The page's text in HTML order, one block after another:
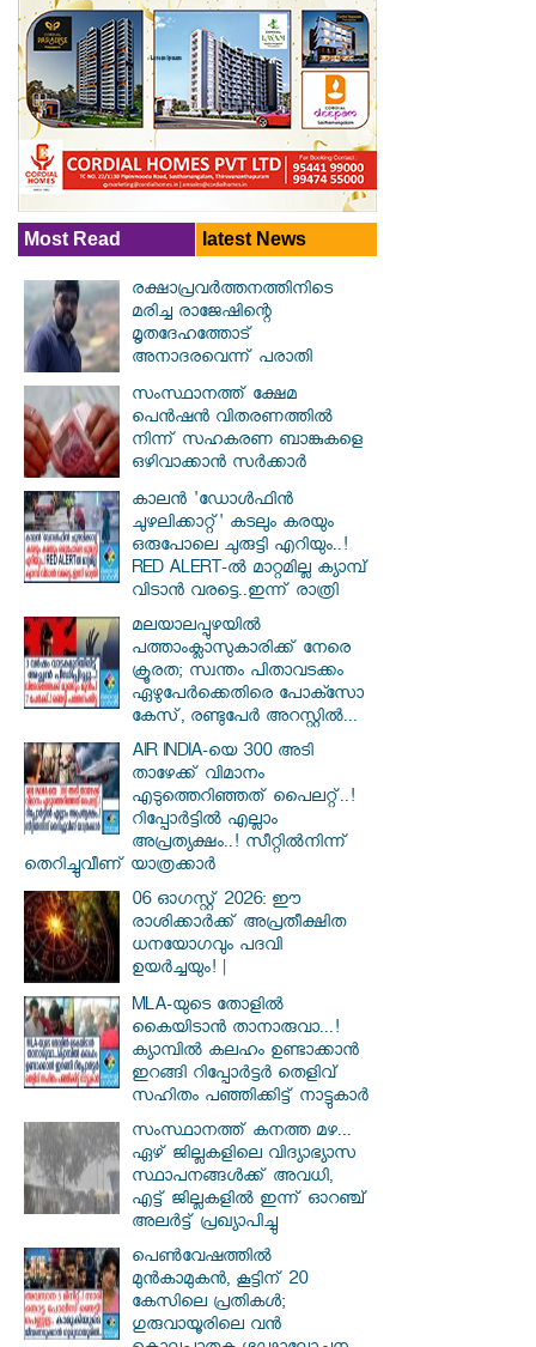
Most Read latest News
രക്ഷാപ്രവര്‍ത്തനത്തിനിടെ
മരിച്ച രാജേഷിന്റെ
മൃതദേഹത്തോട്
അനാദരവെന്ന് പരാതി
സംസ്ഥാനത്ത് ക്ഷേമ
പെൻഷൻ വിതരണത്തിൽ
നിന്ന് സഹകരണ ബാങ്കുകളെ
ഒഴിവാക്കാൻ സർക്കാർ
കാലൻ 'ഡോൾഫിൻ
ചുഴലിക്കാറ്റ്' കടലും കരയും
ഒരുപോലെ ചുരുട്ടി എറിയും..!
RED ALERT-ൽ മാറ്റമില്ല ക്യാമ്പ്
വിടാൻ വരട്ടെ..ഇന്ന് രാത്രി
മലയാലപ്പുഴയിൽ
പത്താംക്ലാസുകാരിക്ക് നേരെ
ക്രൂരത; സ്വന്തം പിതാവടക്കം
ഏഴുപേർക്കെതിരെ പോക്സോ
കേസ്, രണ്ടുപേർ അറസ്റ്റിൽ...
AIR INDIA-യെ 300 അടി
താഴേക്ക് വിമാനം
എടുത്തെറിഞ്ഞത് പൈലറ്റ്..!
റിപ്പോർട്ടിൽ എല്ലാം
അപ്രത്യക്ഷം..! സീറ്റിൽനിന്ന്
തെറിച്ചുവീണ് യാത്രക്കാർ
06 ഓഗസ്റ്റ് 2026: ഈ
രാശിക്കാർക്ക് അപ്രതീക്ഷിത
ധനയോഗവും പദവി
ഉയർച്ചയും! |
MLA-യുടെ തോളിൽ
കൈയിടാൻ താനാരുവാ...!
ക്യാമ്പിൽ കലഹം ഉണ്ടാക്കാൻ
ഇറങ്ങി റിപ്പോർട്ടർ തെളിവ്
സഹിതം പഞ്ഞിക്കിട്ട് നാട്ടുകാർ
സംസ്ഥാനത്ത് കനത്ത മഴ...
ഏഴ് ജില്ലകളിലെ വിദ്യാഭ്യാസ
സ്ഥാപനങ്ങൾക്ക് അവധി,
എട്ട് ജില്ലകളിൽ ഇന്ന് ഓറഞ്ച്
അലർട്ട് പ്രഖ്യാപിച്ചു
പെൺവേഷത്തിൽ
മുൻകാമുകൻ, കൂട്ടിന് 20
കേസിലെ പ്രതികൾ;
ഗുരുവായൂരിലെ വൻ